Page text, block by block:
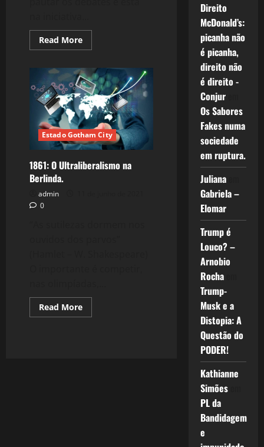
Read MoreRead
more
Lula
e
a
retomada
da
Iniciativa
Política
pela
Esquerda
Estado Gotham City
1861: O Ultraliberalismo na
Berlinda.
admin
0
Read MoreRead
more
Direito
McDonald’s:
picanha não
é picanha,
direito não
é direito -
Conjurem
Os Sabores
Fakes numa
sociedade
em ruptura.
Julianaem
Gabriela –
Elomar
Trump é
Louco? –
Arnobio
Rochaem
Trump-
Musk e a
Distopia: A
Questão do
PODER!
Kathianne
Simõesem
PL da
Bandidagem
e